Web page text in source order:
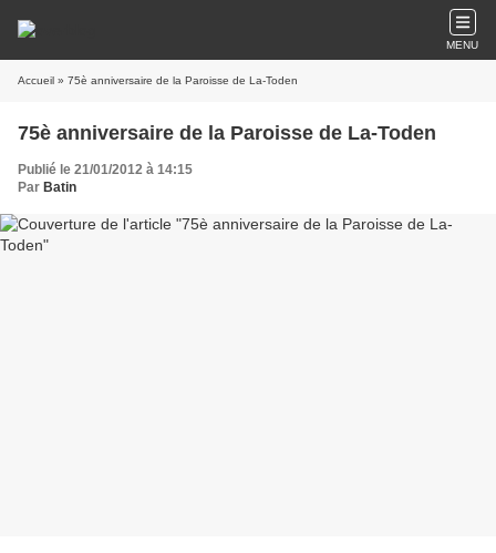
MENU
Accueil » 75è anniversaire de la Paroisse de La-Toden
75è anniversaire de la Paroisse de La-Toden
Publié le 21/01/2012 à 14:15
Par Batin